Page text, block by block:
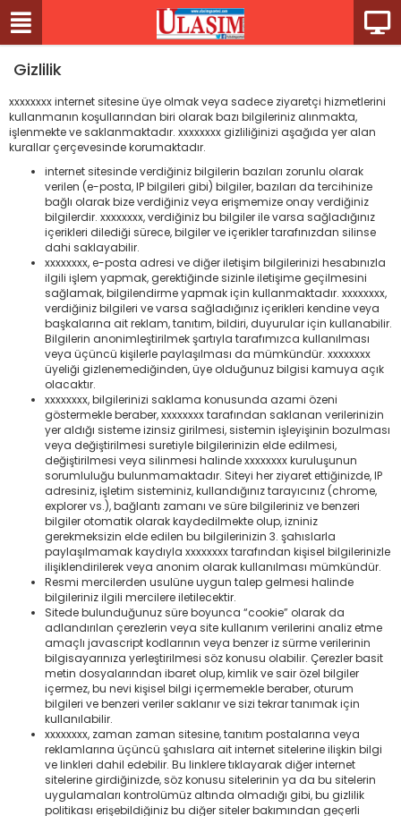
Gizlilik
xxxxxxxx internet sitesine üye olmak veya sadece ziyaretçi hizmetlerini
kullanmanın koşullarından biri olarak bazı bilgileriniz alınmakta,
işlenmekte ve saklanmaktadır. xxxxxxxx gizliliğinizi aşağıda yer alan
kurallar çerçevesinde korumaktadır.
internet sitesinde verdiğiniz bilgilerin bazıları zorunlu olarak
verilen (e-posta, IP bilgileri gibi) bilgiler, bazıları da tercihinize
bağlı olarak bize verdiğiniz veya erişmemize onay verdiğiniz
bilgilerdir. xxxxxxxx, verdiğiniz bu bilgiler ile varsa sağladığınız
içerikleri dilediği sürece, bilgiler ve içerikler tarafınızdan silinse
dahi saklayabilir.
xxxxxxxx, e-posta adresi ve diğer iletişim bilgilerinizi hesabınızla
ilgili işlem yapmak, gerektiğinde sizinle iletişime geçilmesini
sağlamak, bilgilendirme yapmak için kullanmaktadır. xxxxxxxx,
verdiğiniz bilgileri ve varsa sağladığınız içerikleri kendine veya
başkalarına ait reklam, tanıtım, bildiri, duyurular için kullanabilir.
Bilgilerin anonimleştirilmek şartıyla tarafımızca kullanılması
veya üçüncü kişilerle paylaşılması da mümkündür. xxxxxxxx
üyeliği gizlenemediğinden, üye olduğunuz bilgisi kamuya açık
olacaktır.
xxxxxxxx, bilgilerinizi saklama konusunda azami özeni
göstermekle beraber, xxxxxxxx tarafından saklanan verilerinizin
yer aldığı sisteme izinsiz girilmesi, sistemin işleyişinin bozulması
veya değiştirilmesi suretiyle bilgilerinizin elde edilmesi,
değiştirilmesi veya silinmesi halinde xxxxxxxx kuruluşunun
sorumluluğu bulunmamaktadır. Siteyi her ziyaret ettiğinizde, IP
adresiniz, işletim sisteminiz, kullandığınız tarayıcınız (chrome,
explorer vs.), bağlantı zamanı ve süre bilgileriniz ve benzeri
bilgiler otomatik olarak kaydedilmekte olup, izniniz
gerekmeksizin elde edilen bu bilgilerinizin 3. şahıslarla
paylaşılmamak kaydıyla xxxxxxxx tarafından kişisel bilgilerinizle
ilişiklendirilerek veya anonim olarak kullanılması mümkündür.
Resmi mercilerden usulüne uygun talep gelmesi halinde
bilgileriniz ilgili mercilere iletilecektir.
Sitede bulunduğunuz süre boyunca “cookie” olarak da
adlandırılan çerezlerin veya site kullanım verilerini analiz etme
amaçlı javascript kodlarının veya benzer iz sürme verilerinin
bilgisayarınıza yerleştirilmesi söz konusu olabilir. Çerezler basit
metin dosyalarından ibaret olup, kimlik ve sair özel bilgiler
içermez, bu nevi kişisel bilgi içermemekle beraber, oturum
bilgileri ve benzeri veriler saklanır ve sizi tekrar tanımak için
kullanılabilir.
xxxxxxxx, zaman zaman sitesine, tanıtım postalarına veya
reklamlarına üçüncü şahıslara ait internet sitelerine ilişkin bilgi
ve linkleri dahil edebilir. Bu linklere tıklayarak diğer internet
sitelerine girdiğinizde, söz konusu sitelerinin ya da bu sitelerin
uygulamaları kontrolümüz altında olmadığı gibi, bu gizlilik
politikası erişebildiğiniz bu diğer siteler bakımından geçerli